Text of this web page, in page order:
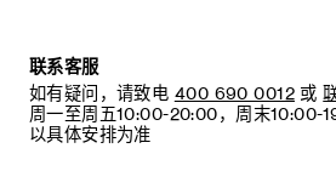
联系客服
如有疑问，请致电 400 690 0012 或
周一至周五10:00-20:00，周末10:00-
以具体安排为准